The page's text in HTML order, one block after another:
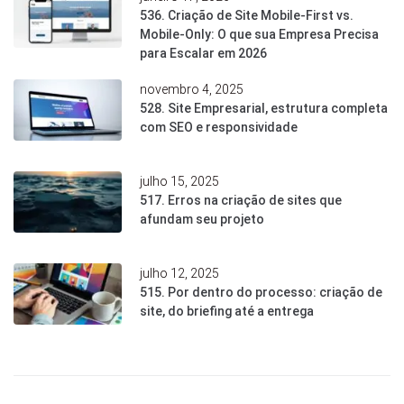
536. Criação de Site Mobile-First vs.
Mobile-Only: O que sua Empresa Precisa
para Escalar em 2026
novembro 4, 2025
528. Site Empresarial, estrutura completa
com SEO e responsividade
julho 15, 2025
517. Erros na criação de sites que
afundam seu projeto
julho 12, 2025
515. Por dentro do processo: criação de
site, do briefing até a entrega